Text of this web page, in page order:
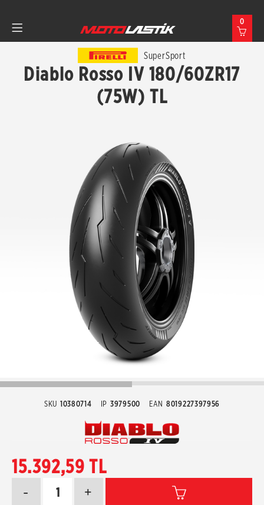
0
SuperSport
Diablo Rosso IV 180/60ZR17
(75W) TL
SKU 10380714 IP 3979500 EAN 8019227397956
15.392,59 TL
+
-